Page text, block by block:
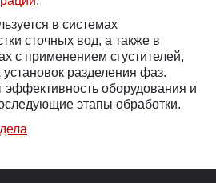
в системах
сточных вод, а также в
с применением сгустителей,
установок разделения фаз.
оборудования и
этапы обработки.